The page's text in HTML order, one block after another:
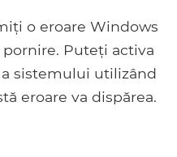
o eroare Windows
Puteți activa
sistemului utilizând
eroare va dispărea.